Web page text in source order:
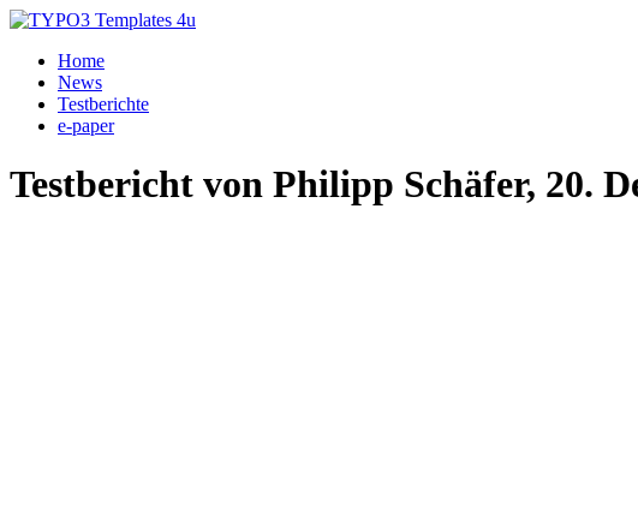
Home
News
Testberichte
e-paper
Testbericht von Philipp Schäfer, 20.